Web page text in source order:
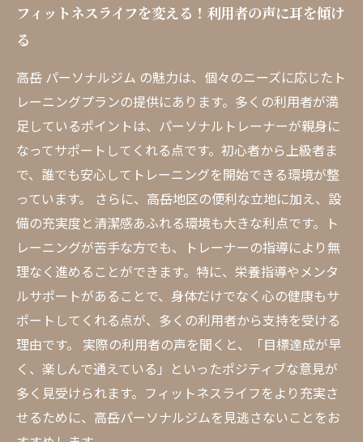
フィットネスライフを変える！利用者の声に耳を傾け
る
高岳 パーソナルジム の魅力は、個々のニーズに応じたト
レーニングプランの提供にあります。多くの利用者が満
足しているポイントは、パーソナルトレーナーが親身に
なってサポートしてくれる点です。初心者から上級者ま
で、誰でも安心してトレーニングを開始できる環境が整
っています。 さらに、高岳地区の便利な立地に加え、設
備の充実度と清潔感あふれる環境も大きな利点です。ト
レーニングが苦手な方でも、トレーナーの指導により無
理なく進めることができます。特に、栄養指導やメンタ
ルサポートがあることで、身体だけでなく心の健康もサ
ポートしてくれる点が、多くの利用者から支持を受ける
理由です。 実際の利用者の声を聞くと、「目標達成が早
く、楽しんで通えている」といったポジティブな意見が
多く見受けられます。フィットネスライフをより充実さ
せるために、高岳パーソナルジムを見逃さないことをお